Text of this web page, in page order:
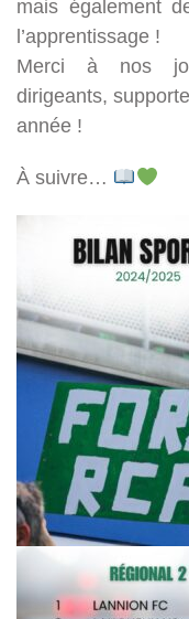
mais également
l’apprentissage !
Merci à nos
dirigeants,
année !
À suivre…